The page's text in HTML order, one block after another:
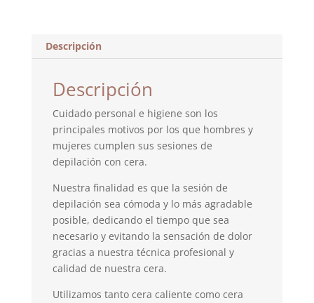
Descripción
Descripción
Cuidado personal e higiene son los
principales motivos por los que hombres y
mujeres cumplen sus sesiones de
depilación con cera.
Nuestra finalidad es que la sesión de
depilación sea cómoda y lo más agradable
posible, dedicando el tiempo que sea
necesario y evitando la sensación de dolor
gracias a nuestra técnica profesional y
calidad de nuestra cera.
Utilizamos tanto cera caliente como cera